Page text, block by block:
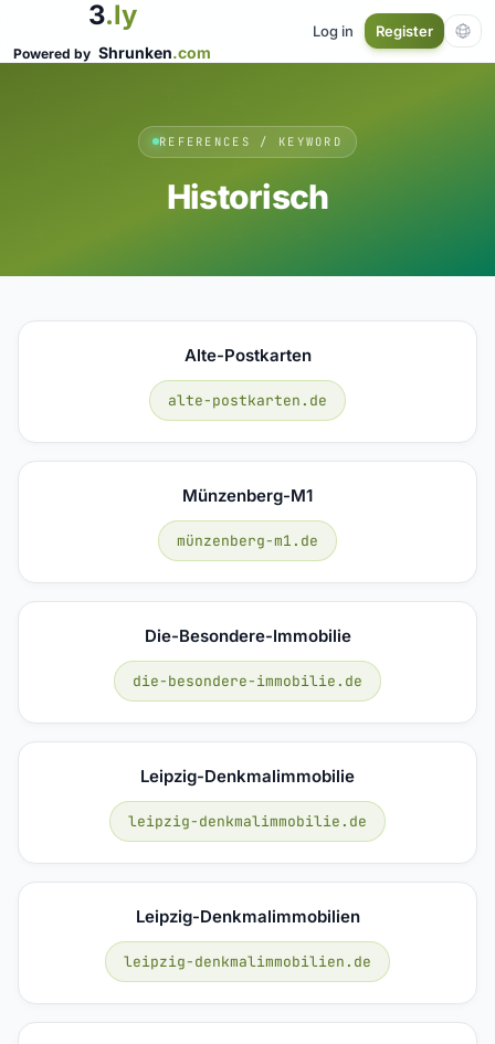
3.ly
Powered by Shrunken.com
Log in Register
REFERENCES / KEYWORD
Historisch
Alte-Postkarten
alte-postkarten.de
Münzenberg-M1
münzenberg-m1.de
Die-Besondere-Immobilie
die-besondere-immobilie.de
Leipzig-Denkmalimmobilie
leipzig-denkmalimmobilie.de
Leipzig-Denkmalimmobilien
leipzig-denkmalimmobilien.de